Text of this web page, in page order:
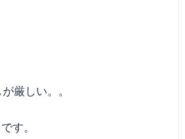
厳しい。。
す。